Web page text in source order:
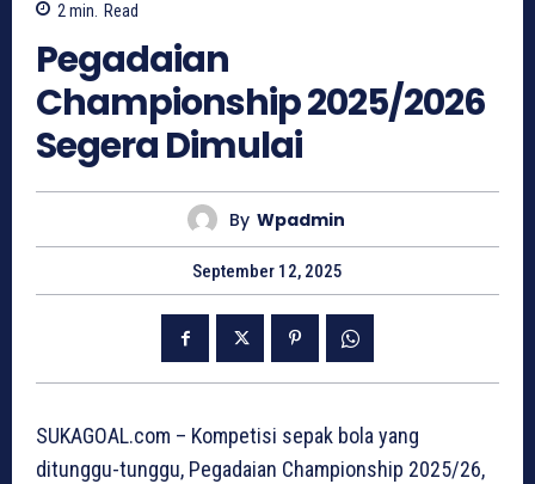
2min. Read
Pegadaian
Championship 2025/2026
Segera Dimulai
By Wpadmin
September 12, 2025
SUKAGOAL.com – Kompetisi sepak bola yang
ditunggu-tunggu, Pegadaian Championship 2025/26,